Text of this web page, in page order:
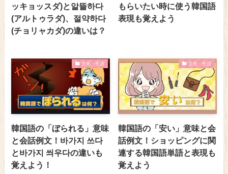
ッキョッスダ)と알뜰하다
(アルトゥラダ)、절약하다
(チョリャカダ)の違いは？
もらいたい時に使う韓国語
表現も覚えよう
文化・生活
韓国語の「ぼられる」意味
と会話例文！바가지 쓰다
と바가지 씌우다の違いも
覚えよう！
文化・生活
韓国語の「安い」意味と会
話例文！ショッピングに関
連する韓国語単語と表現も
覚えよう